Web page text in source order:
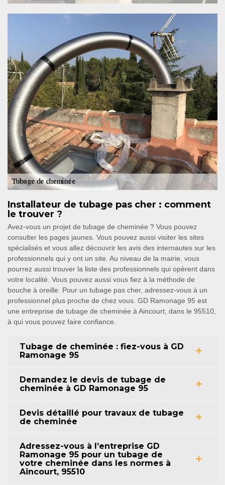
Installateur de tubage pas cher : comment
le trouver ?
Avez-vous un projet de tubage de cheminée ? Vous pouvez
consulter les pages jaunes. Vous pouvez aussi visiter les sites
spécialisés et vous allez découvrir les avis des internautes sur les
professionnels qui y ont un site. Au niveau de la mairie, vous
pourrez aussi trouver la liste des professionnels qui opèrent dans
votre localité. Vous pouvez aussi vous fiez à la méthode de
bouche à oreille. Pour un tubage pas cher, adressez-vous à un
professionnel plus proche de chez vous. GD Ramonage 95 est
une entreprise de tubage de cheminée à Aincourt, dans le 95510,
à qui vous pouvez faire confiance.
Tubage de cheminée : fiez-vous à GD
Ramonage 95
Demandez le devis de tubage de
cheminée à GD Ramonage 95
Devis détaillé pour travaux de tubage
de cheminée
Adressez-vous à l’entreprise GD
Ramonage 95 pour un tubage de
votre cheminée dans les normes à
Aincourt, 95510